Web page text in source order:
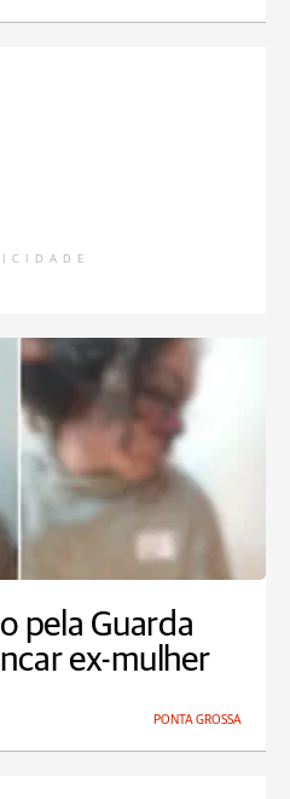
pela Guarda
ex-mulher
PONTA GROSSA